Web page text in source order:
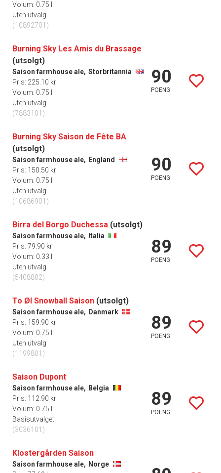
Volum: 0.75 l
Uten utvalg
(10892701)
Burning Sky Les Amis du Brassage
(utsolgt)
Saison farmhouse ale, Storbritannia
Pris: 225.10 kr
Volum: 0.75 l
Uten utvalg
(7883101)
90
POENG
Burning Sky Saison de Fête BA
(utsolgt)
Saison farmhouse ale, England
Pris: 150.50 kr
Volum: 0.75 l
Uten utvalg
(10686901)
90
POENG
Birra del Borgo Duchessa (utsolgt)
Saison farmhouse ale,
Italia
Pris: 79.90 kr
Volum: 0.33 l
Uten utvalg
(5408802)
89
POENG
To Øl Snowball Saison (utsolgt)
Saison farmhouse ale, Danmark
Pris: 159.90 kr
Volum: 0.75 l
Uten utvalg
(1199801)
89
POENG
Saison Dupont
Saison farmhouse ale, Belgia
Pris: 112.90 kr
Volum: 0.75 l
Basisutvalget
(3036101)
89
POENG
Klostergården Saison
Saison farmhouse ale, Norge